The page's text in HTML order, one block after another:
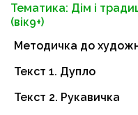
Тематика: Дім і
(вік9+)
Методичка до
Текст 1. Дупло
Текст 2. Рукавичка